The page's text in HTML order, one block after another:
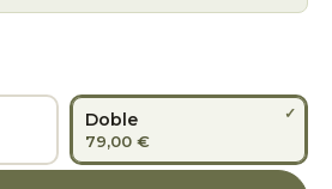
Doble
79,00 €